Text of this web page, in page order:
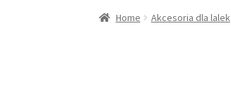
Strona główna Blog Koszyk
Home Akcesoria dla lalek